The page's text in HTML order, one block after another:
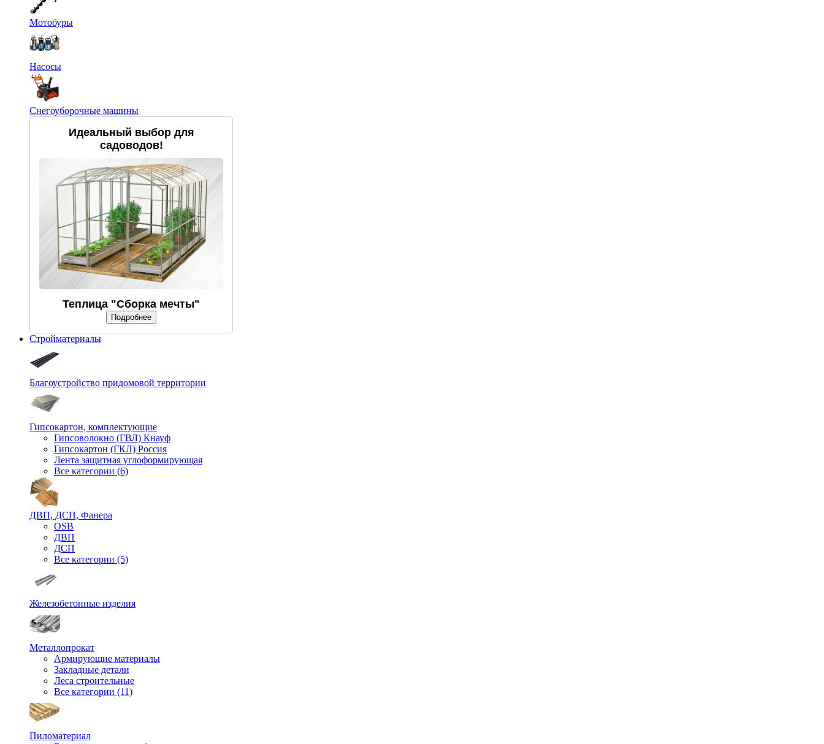
Мотобуры
Насосы
Снегоуборочные машины
Идеальный выбор для
садоводов!
Теплица "Сборка мечты"
Подробнее
Стройматериалы
Благоустройство придомовой территории
Гипсокартон, комплектующие
Гипсоволокно (ГВЛ) Кнауф
Гипсокартон (ГКЛ) Россия
Лента защитная углоформирующая
Все категории (6)
ДВП, ДСП, Фанера
OSB
ДВП
ДСП
Все категории (5)
Железобетонные изделия
Металлопрокат
Армирующие материалы
Закладные детали
Леса строительные
Все категории (11)
Пиломатериал